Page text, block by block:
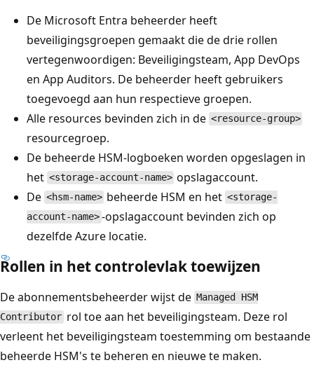
De Microsoft Entra beheerder heeft
beveiligingsgroepen gemaakt die de drie rollen
vertegenwoordigen: Beveiligingsteam, App DevOps
en App Auditors. De beheerder heeft gebruikers
toegevoegd aan hun respectieve groepen.
Alle resources bevinden zich in de <resource-group>
resourcegroep.
De beheerde HSM-logboeken worden opgeslagen in
het <storage-account-name> opslagaccount.
De <hsm-name> beheerde HSM en het <storage-
account-name>-opslagaccount bevinden zich op
dezelfde Azure locatie.
Rollen in het controlevlak toewijzen
De abonnementsbeheerder wijst de Managed HSM
Contributor rol toe aan het beveiligingsteam. Deze rol
verleent het beveiligingsteam toestemming om bestaande
beheerde HSM's te beheren en nieuwe te maken.